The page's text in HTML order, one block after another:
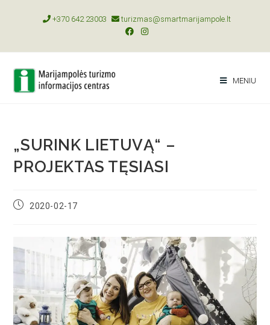
+370 642 23003 turizmas@smartmarijampole.lt
MENIU
„SURINK LIETUVĄ“ –
PROJEKTAS TĘSIASI
2020-02-17